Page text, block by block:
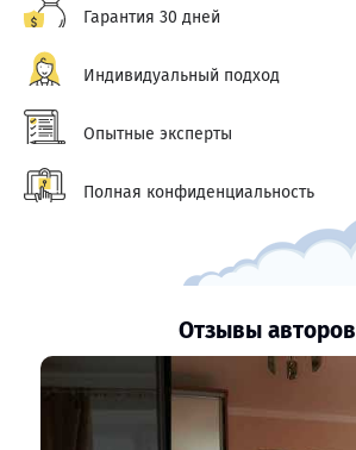
Гарантия 30 дней
Индивидуальный подход
Опытные эксперты
Полная конфиденциальность
Отзывы авторов